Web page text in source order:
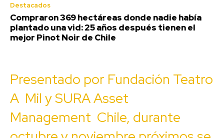
Destacados
Compraron 369 hectáreas donde nadie había
plantado una vid: 25 años después tienen el
mejor Pinot Noir de Chile
Presentado por Fundación Teatro
A Mil y SURA Asset
Management Chile, durante